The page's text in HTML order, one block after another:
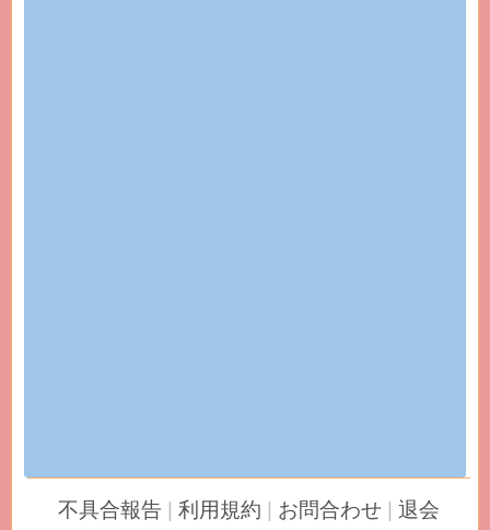
不具合報告 利用規約 お問合わせ 退会